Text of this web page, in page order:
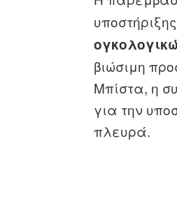
βιώσιμη
Μπίστα, η
για την
πλευρά.